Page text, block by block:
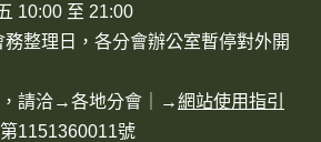
10:00 至 21:00
整理日，各分會辦公室暫停對外開
請洽→各地分會 ｜→網站使用指引
1151360011號